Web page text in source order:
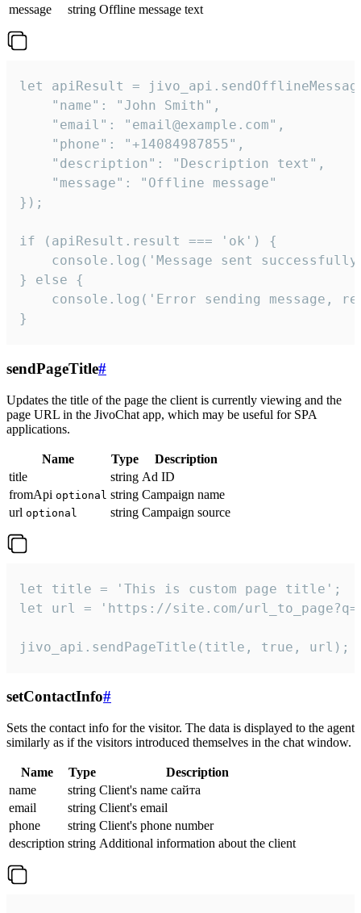
message
string Offline message text
let apiResult =
    "name": "John Smith",
    "email": "email@example.com",
    "phone": "+14084987855",
    "description": "Description text",
    "message": "Offline message"
});
if (apiResult.result === 'ok') {
console.log('Message sent
} else {
console.log('Error sending message,
}
sendPageTitle#
Updates the title of the page the client is currently viewing and the
page URL in the JivoChat app, which may be useful for SPA
applications.
Name Type
Description
title
string Ad ID
fromApi optional string Campaign name
url optional string Campaign source
let title = 'This is custom page title';
let url = 'https://site.com/
jivo_api.sendPageTitle(title, true, url);
setContactInfo#
Sets the contact info for the visitor. The data is displayed to the agent
similarly as if the visitors introduced themselves in the chat window.
Name Type
Description
name
string Client's name сайта
email
string Client's email
phone
string Client's phone number
description string Additional information about the client